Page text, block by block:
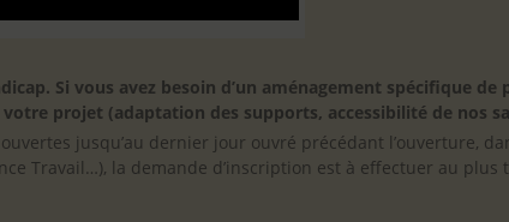
Si vous avez besoin d’un aménagement spécifique de
projet (adaptation des supports, accessibilité de nos
jusqu’au dernier jour ouvré précédant l’ouverture,
Travail…), la demande d’inscription est à effectuer au plus